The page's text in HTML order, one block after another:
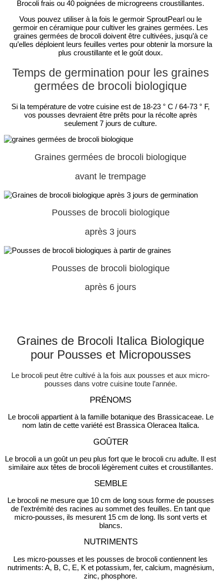
Brocoli frais ou 40 poignées de microgreens croustillantes.
Vous pouvez utiliser à la fois le germoir SproutPearl ou le
germoir en céramique pour cultiver les graines germées. Les
graines germées de brocoli doivent être cultivées, jusqu’à ce
qu’elles déploient leurs feuilles vertes pour obtenir la morsure la
plus croustillante et le goût doux.
Temps de germination pour les graines
germées de brocoli biologique
Si la température de votre cuisine est de 18-23 ° C / 64-73 ° F,
vos pousses devraient être prêts pour la récolte après
seulement 7 jours de culture.
Graines germées de brocoli biologique
avant le trempage
Pousses de brocoli biologique
après 3 jours
Pousses de brocoli biologique
après 6 jours
Graines de Brocoli Italica Biologique
pour Pousses et Micropousses
Le brocoli peut être cultivé à la fois aux pousses et aux micro-
pousses dans votre cuisine toute l’année.
PRÉNOMS
Le brocoli appartient à la famille botanique des Brassicaceae. Le
nom latin de cette variété est Brassica Oleracea Italica.
GOÛTER
Le brocoli a un goût un peu plus fort que le brocoli cru adulte. Il est
similaire aux têtes de brocoli légèrement cuites et croustillantes.
SEMBLE
Le brocoli ne mesure que 10 cm de long sous forme de pousses
de l’extrémité des racines au sommet des feuilles. En tant que
micro-pousses, ils mesurent 15 cm de long. Ils sont verts et
blancs.
NUTRIMENTS
Les micro-pousses et les pousses de brocoli contiennent les
nutriments: A, B, C, E, K et potassium, fer, calcium, magnésium,
zinc, phosphore.